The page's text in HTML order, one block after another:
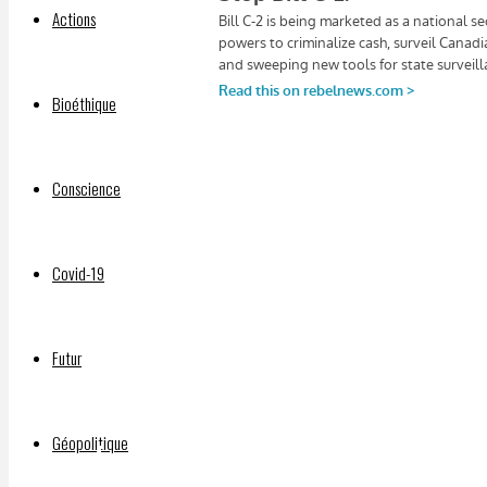
Actions
Bioéthique
Conscience
Covid-19
Futur
Géopolitique
Le nouveau projet de loi C-2 de Mark Carney
attaque généralisée contre la vie privée des
d’accéder à vos comptes en ligne, sans mandat,
dollars en espèces. Cela n’a rien à voir avec la
place d’un État surveillant. Signez la pétition dès
Email